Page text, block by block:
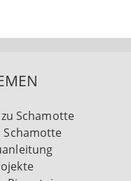
Schamotte
Schamotte